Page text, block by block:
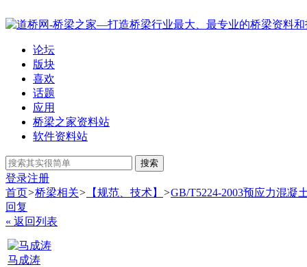
论坛
版块
喜欢
话题
应用
桥梁之家资料站
软件资料站
搜索
登录注册
首页>桥梁相关> 【规范、技术】 >GB/T5224-2003预应力混凝
回复
« 返回列表
马成涛